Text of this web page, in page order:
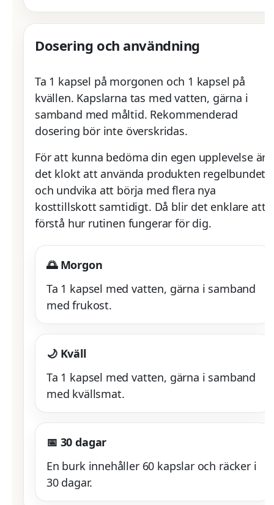
Dosering och användning
Ta 1 kapsel på morgonen och 1 kapsel på
kvällen. Kapslarna tas med vatten, gärna i
samband med måltid. Rekommenderad
dosering bör inte överskridas.
För att kunna bedöma din egen upplevelse är
det klokt att använda produkten regelbundet
och undvika att börja med flera nya
kosttillskott samtidigt. Då blir det enklare att
förstå hur rutinen fungerar för dig.
🌅 Morgon
Ta 1 kapsel med vatten, gärna i samband
med frukost.
🌙 Kväll
Ta 1 kapsel med vatten, gärna i samband
med kvällsmat.
📅 30 dagar
En burk innehåller 60 kapslar och räcker i
30 dagar.